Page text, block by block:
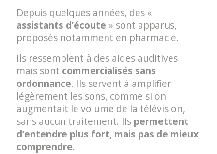
Depuis quelques années, des «
assistants d’écoute » sont apparus,
proposés notamment en pharmacie.
Ils ressemblent à des aides auditives
mais sont commercialisés sans
ordonnance. Ils servent à amplifier
légèrement les sons, comme si on
augmentait le volume de la télévision,
sans aucun traitement. Ils permettent
d’entendre plus fort, mais pas de mieux
comprendre.